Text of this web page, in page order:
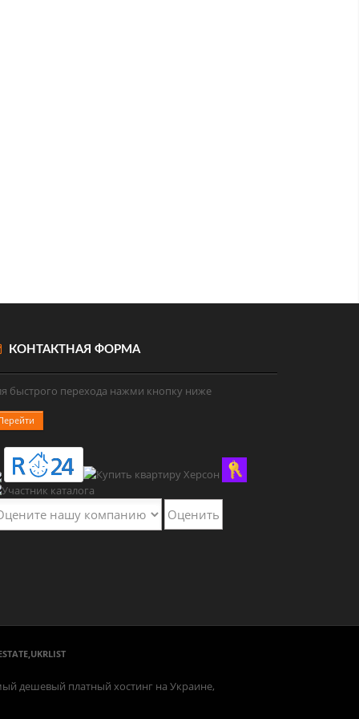
КОНТАКТНАЯ ФОРМА
быстрого перехода нажми кнопку ниже
UKRLIST